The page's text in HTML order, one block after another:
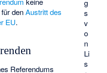
g
s
v
o
n
Li
s
für denAustritt des
EU.
Referendums